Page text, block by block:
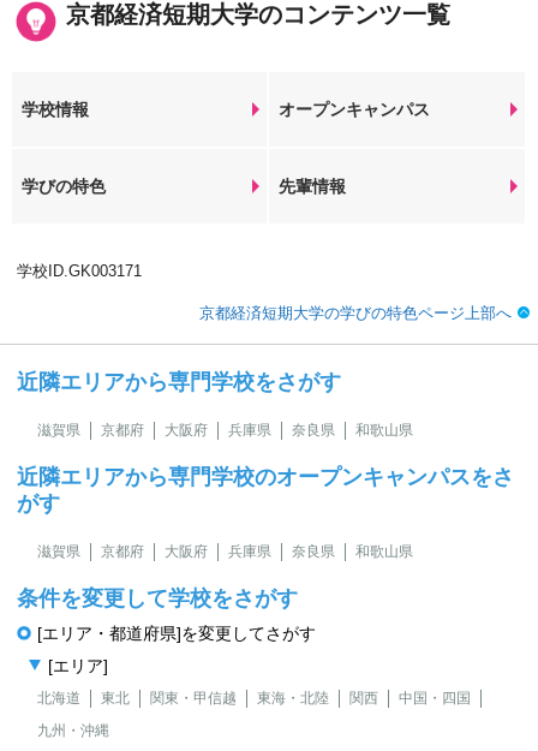
京都経済短期大学のコンテンツ一覧
学校情報 オープンキャンパス
学びの特色 先輩情報
学校ID.GK003171
京都経済短期大学の学びの特色ページ上部へ
近隣エリアから専門学校をさがす
滋賀県 京都府 大阪府 兵庫県 奈良県 和歌山県
近隣エリアから専門学校のオープンキャンパスをさ
がす
滋賀県 京都府 大阪府 兵庫県 奈良県 和歌山県
条件を変更して学校をさがす
[エリア・都道府県]を変更してさがす
[エリア]
北海道 東北 関東・甲信越 東海・北陸 関西
中国・四国
九州・沖縄